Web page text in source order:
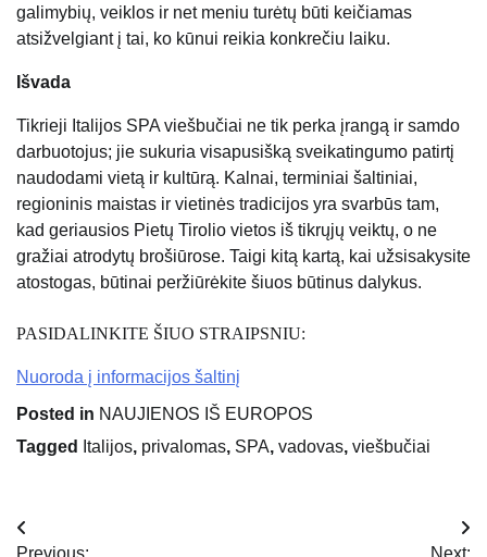
galimybių, veiklos ir net meniu turėtų būti keičiamas
atsižvelgiant į tai, ko kūnui reikia konkrečiu laiku.
Išvada
Tikrieji Italijos SPA viešbučiai ne tik perka įrangą ir samdo
darbuotojus; jie sukuria visapusišką sveikatingumo patirtį
naudodami vietą ir kultūrą. Kalnai, terminiai šaltiniai,
regioninis maistas ir vietinės tradicijos yra svarbūs tam,
kad geriausios Pietų Tirolio vietos iš tikrųjų veiktų, o ne
gražiai atrodytų brošiūrose. Taigi kitą kartą, kai užsisakysite
atostogas, būtinai peržiūrėkite šiuos būtinus dalykus.
PASIDALINKITE ŠIUO STRAIPSNIU:
Nuoroda į informacijos šaltinį
Posted in NAUJIENOS IŠ EUROPOS
Tagged
Italijos, privalomas, SPA, vadovas, viešbučiai
Navigacija
Previous: Next: